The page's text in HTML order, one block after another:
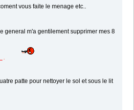
vous faite le menage etc..
general m'a gentilement supprimer mes 8
patte pour nettoyer le sol et sous le lit